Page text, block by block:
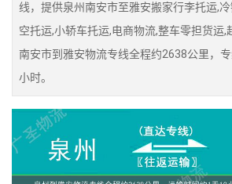
线，提供泉州南安市至雅安搬家行李托运,
空托运,小轿车托运,电商物流,整车零担货运,
南安市到雅安物流专线全程约2638公里，
小时。